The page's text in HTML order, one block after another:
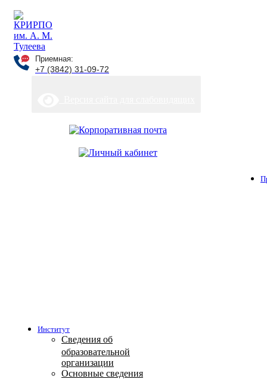
Приемная:
+7 (3842) 31-09-72
Институт
Сведения об
образовательной
организации
Основные сведения